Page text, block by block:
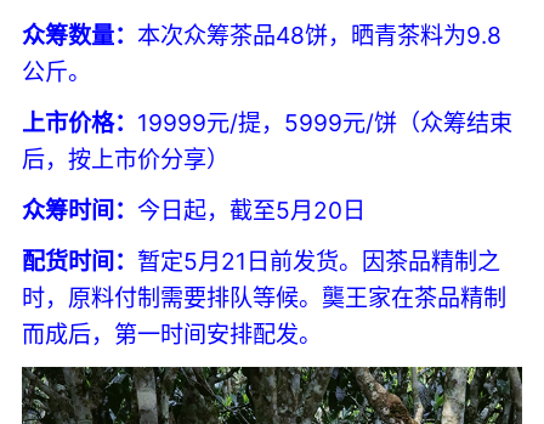
众筹数量： 本次众筹茶品48饼，晒青茶料为9.8
公斤。
上市价格： 19999元/提，5999元/饼（众筹结束
后，按上市价分享）
众筹时间： 今日起，截至5月20日
配货时间： 暂定5月21日前发货。因茶品精制之
时，原料付制需要排队等候。龑王家在茶品精制
而成后，第一时间安排配发。